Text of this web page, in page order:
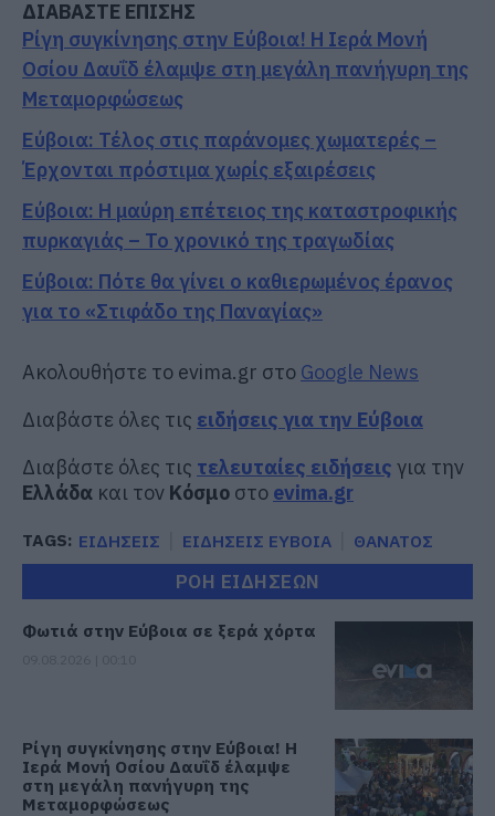
ΔΙΑΒΑΣΤΕ ΕΠΙΣΗΣ
Ρίγη συγκίνησης στην Εύβοια! Η Ιερά Μονή
Οσίου Δαυΐδ έλαμψε στη μεγάλη πανήγυρη της
Μεταμορφώσεως
Εύβοια: Τέλος στις παράνομες χωματερές –
Έρχονται πρόστιμα χωρίς εξαιρέσεις
Εύβοια: Η μαύρη επέτειος της καταστροφικής
πυρκαγιάς – Το χρονικό της τραγωδίας
Εύβοια: Πότε θα γίνει ο καθιερωμένος έρανος
για το «Στιφάδο της Παναγίας»
Ακολουθήστε το evima.gr στο Google News
Διαβάστε όλες τις ειδήσεις για την Εύβοια
Διαβάστε όλες τις τελευταίες ειδήσεις για την
Ελλάδα και τον Κόσμο στο evima.gr
TAGS: ΕΙΔΗΣΕΙΣ ΕΙΔΗΣΕΙΣ ΕΥΒΟΙΑ ΘΑΝΑΤΟΣ
ΡΟΗ ΕΙΔΗΣΕΩΝ
Φωτιά στην Εύβοια σε ξερά χόρτα
Ρίγη συγκίνησης στην Εύβοια! Η
Ιερά Μονή Οσίου Δαυΐδ έλαμψε
στη μεγάλη πανήγυρη της
Μεταμορφώσεως